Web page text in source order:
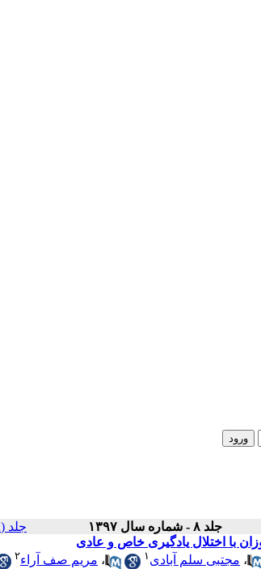
جلد ۸ - شماره سال ۱۳۹۷ ‫جلد (۸): ۸۰
با اختلال یادگیری خاص و عادی
، مجتبی سلم آبادی ۱ ، مریم صف آراء۲